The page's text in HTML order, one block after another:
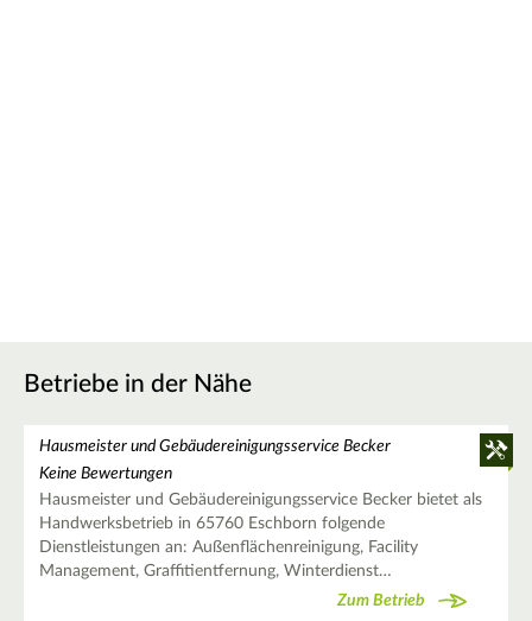
Betriebe in der Nähe
Hausmeister und Gebäudereinigungsservice Becker
Keine Bewertungen
Hausmeister und Gebäudereinigungsservice Becker bietet als
Handwerksbetrieb in 65760 Eschborn folgende
Dienstleistungen an: Außenflächenreinigung, Facility
Management, Graffitientfernung, Winterdienst…
Zum Betrieb